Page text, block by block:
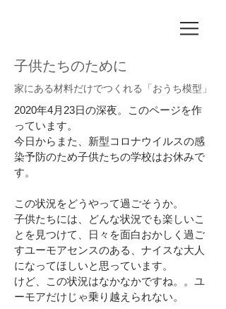
​子供たちのために
家にある材料だけでつくれる「おうち模型」
2020年4月23日の深夜。このページを作
っています。
今日からまた、新型コロナウイルスの感
染予防のため子供たちの学校はお休みで
す。
この状況をどうやって過ごそうか。
子供たちには、どんな状況でも楽しいこ
とを見つけて、日々を面白おかしく過ご
すユーモアセンスのある、ナイスな大人
になってほしいと思っています。
けど、この状況はなかなかですね。。ユ
ーモアだけじゃ乗り越えられない。